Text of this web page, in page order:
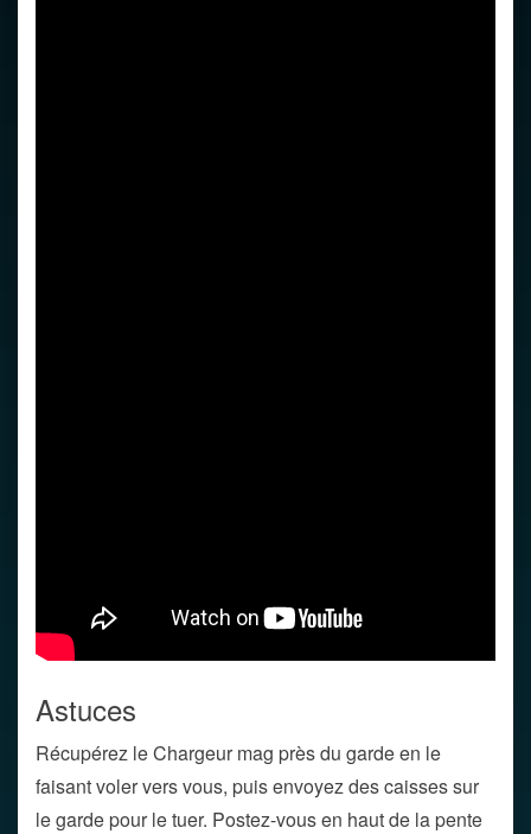
Astuces
Récupérez le Chargeur mag près du garde en le
faisant voler vers vous, puis envoyez des caisses sur
le garde pour le tuer. Postez-vous en haut de la pente